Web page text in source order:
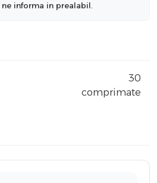
informa in prealabil.
30
comprimate